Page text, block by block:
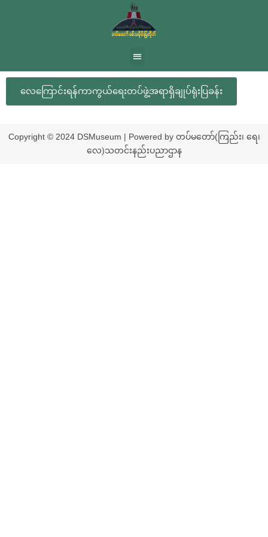
လေကြောင်းရန်ကာကွယ်ရေးတပ်ဖွဲ့အရာရှိချုပ်ရုံးပြခန်း
Copyright © 2024 DSMuseum | Powered by တပ်မတော်(ကြည်း၊ ရေ၊
လေ)သတင်းနည်းပညာဌာန